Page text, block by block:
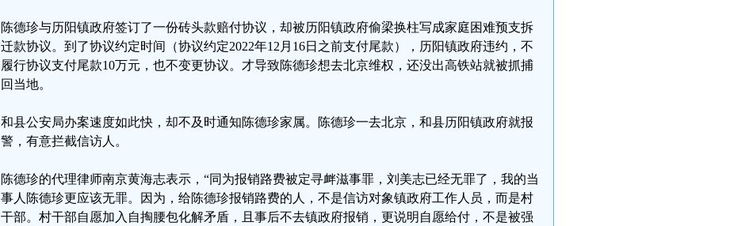
陈德珍与历阳镇政府签订了一份砖头款赔付协议，却被历阳镇政府偷梁换柱写成家庭困难预支拆
迁款协议。到了协议约定时间（协议约定2022年12月16日之前支付尾款），历阳镇政府违约，不
履行协议支付尾款10万元，也不变更协议。才导致陈德珍想去北京维权，还没出高铁站就被抓捕
回当地。
和县公安局办案速度如此快，却不及时通知陈德珍家属。陈德珍一去北京，和县历阳镇政府就报
警，有意拦截信访人。
陈德珍的代理律师南京黄海志表示，“同为报销路费被定寻衅滋事罪，刘美志已经无罪了，我的当
事人陈德珍更应该无罪。因为，给陈德珍报销路费的人，不是信访对象镇政府工作人员，而是村
干部。村干部自愿加入自掏腰包化解矛盾，且事后不去镇政府报销，更说明自愿给付，不是被强